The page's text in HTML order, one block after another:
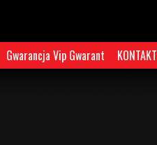
Gwarancja Vip Gwarant KONTAKT